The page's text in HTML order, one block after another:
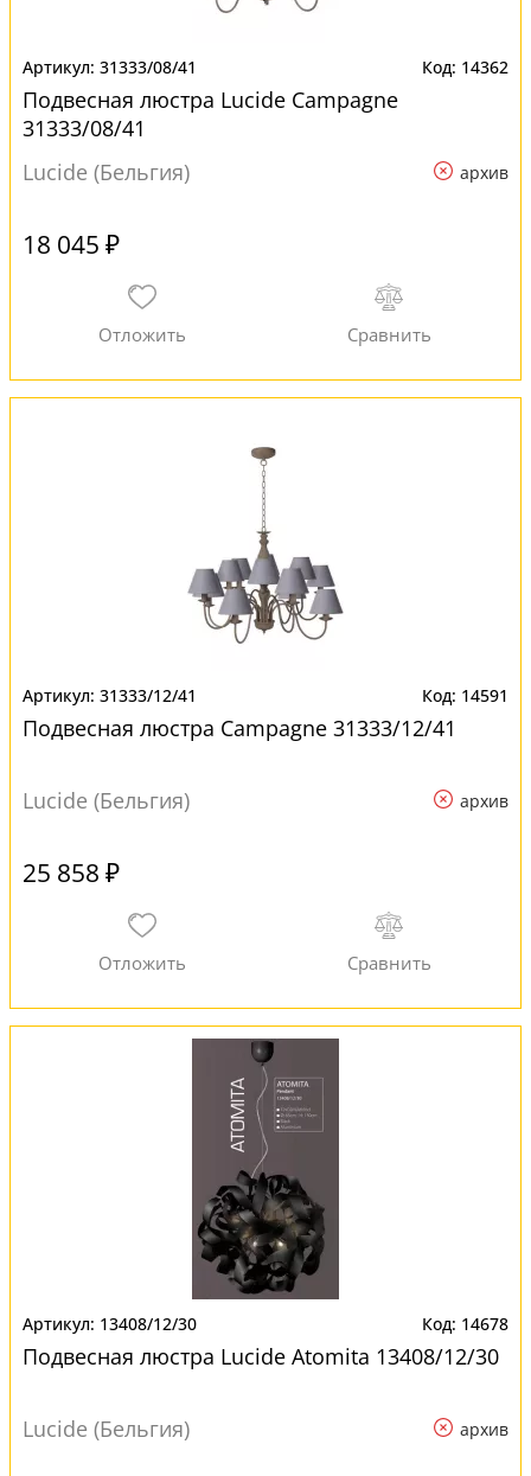
31333/08/41 14362
Подвесная люстра Lucide Campagne
31333/08/41
Lucide (Бельгия)
архив
18 045 ₽
31333/12/41 14591
Подвесная люстра Campagne 31333/12/41
Lucide (Бельгия) архив
25 858 ₽
13408/12/30 14678
Подвесная люстра Lucide Atomita 13408/12/30
Lucide (Бельгия) архив